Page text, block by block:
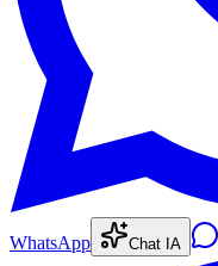
WhatsApp Chat IA